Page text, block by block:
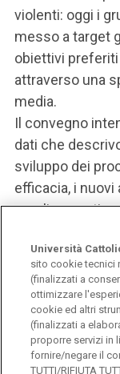
violenti: oggi i
messo a target
obiettivi
attraverso una
media.
Il convegno
dati che
sviluppo dei
efficacia, i
meglio questi
sviluppare
LOCANDINA
Università
sito cookie tecnici
(finalizzati a
ottimizzare
cookie ed altri
(finalizzati a
proporre servizi in
fornire/negare il
TUTTI/RIFIUTA